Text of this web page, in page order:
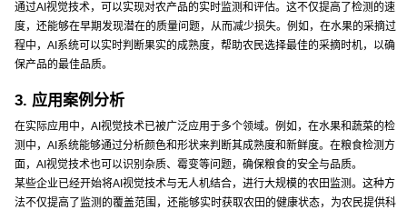
通过AI视觉技术，可以实现对农产品的实时监测和评估。这不仅提高了检测的速
度，还能够在早期发现潜在的质量问题，从而减少损失。例如，在水果的采摘过
程中，AI系统可以实时判断果实的成熟度，帮助农民选择最佳的采摘时机，以确
保产品的最佳品质。
3. 应用案例分析
在实际应用中，AI视觉技术已被广泛应用于多个领域。例如，在水果和蔬菜的检
测中，AI系统能够通过分析颜色和形状来判断其成熟度和新鲜度。在粮食检测方
面，AI视觉技术也可以识别杂质、霉变等问题，确保粮食的安全与品质。
某些企业已经开始将AI视觉技术与无人机结合，进行大规模的农田监测。这种方
法不仅提高了监测的覆盖范围，还能够实时获取农田的健康状态，为农民提供科